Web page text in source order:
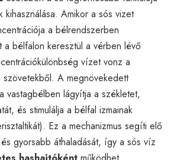
kihasználása. Amikor a sós vizet
a bélrendszerben
a bélfalon keresztül a vérben lévő
vízet vonz a
A megnövekedett
vastagbélben lágyítja a székletet,
és stimulálja a bélfal izmainak
Ez a mechanizmus segíti elő
gyorsabb áthaladását, így a sós víz